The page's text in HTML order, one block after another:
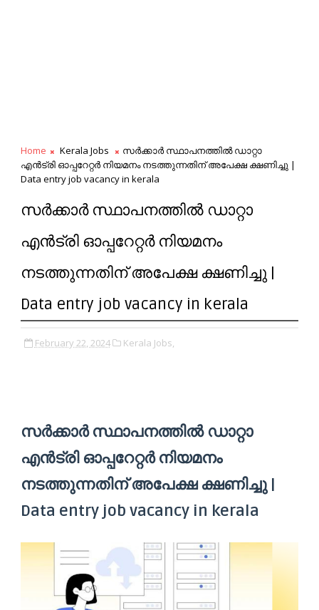
Home Kerala Jobs
സർക്കാർ സ്ഥാപനത്തിൽ ഡാറ്റാ
എൻട്രി ഓപ്പറേറ്റർ നിയമനം നടത്തുന്നതിന് അപേക്ഷ ക്ഷണിച്ചു |
Data entry job vacancy in kerala
സർക്കാർ സ്ഥാപനത്തിൽ ഡാറ്റാ
എൻട്രി ഓപ്പറേറ്റർ നിയമനം
നടത്തുന്നതിന് അപേക്ഷ ക്ഷണിച്ചു |
Data entry job vacancy in kerala
February 22, 2024 Kerala Jobs,
സർക്കാർ സ്ഥാപനത്തിൽ ഡാറ്റാ
എൻട്രി ഓപ്പറേറ്റർ നിയമനം
നടത്തുന്നതിന് അപേക്ഷ ക്ഷണിച്ചു |
Data entry job vacancy in kerala